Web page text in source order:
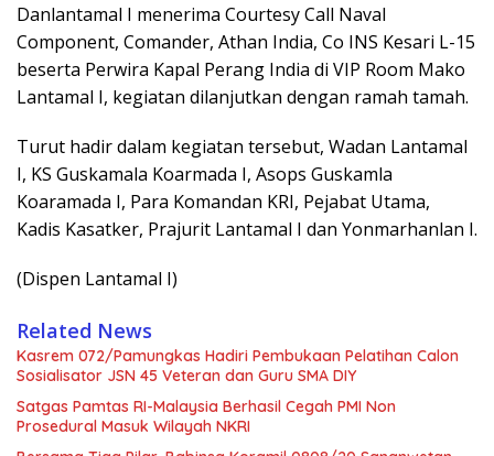
Danlantamal I menerima Courtesy Call Naval
Component, Comander, Athan India, Co INS Kesari L-15
beserta Perwira Kapal Perang India di VIP Room Mako
Lantamal I, kegiatan dilanjutkan dengan ramah tamah.
Turut hadir dalam kegiatan tersebut, Wadan Lantamal
I, KS Guskamala Koarmada I, Asops Guskamla
Koaramada I, Para Komandan KRI, Pejabat Utama,
Kadis Kasatker, Prajurit Lantamal I dan Yonmarhanlan I.
(Dispen Lantamal I)
Related News
Kasrem 072/Pamungkas Hadiri Pembukaan Pelatihan Calon
Sosialisator JSN 45 Veteran dan Guru SMA DIY
Satgas Pamtas RI-Malaysia Berhasil Cegah PMI Non
Prosedural Masuk Wilayah NKRI